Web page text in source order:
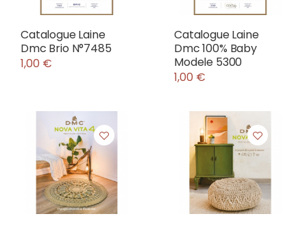
Catalogue Laine
Dmc Brio N°7485
1,00 €
Catalogue Laine
Dmc 100% Baby
Modele 5300
1,00 €